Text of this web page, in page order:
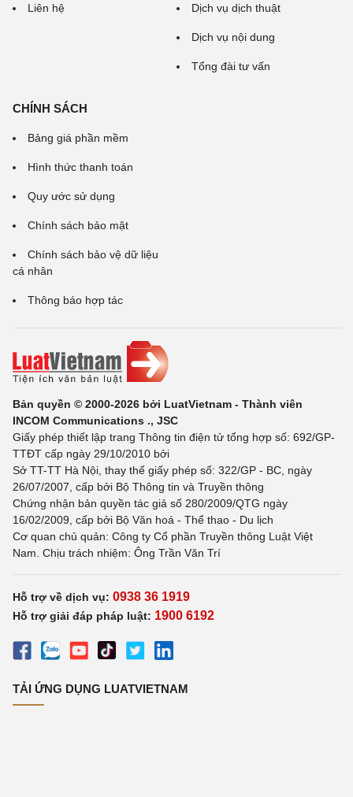
Liên hệ Dịch vụ dịch thuật
Dịch vụ nội dung
Tổng đài tư vấn
CHÍNH SÁCH
Bảng giá phần mềm
Hình thức thanh toán
Quy ước sử dụng
Chính sách bảo mật
Chính sách bảo vệ dữ liệu
cá nhân
Thông báo hợp tác
Bản quyền © 2000-2026 bởi LuatVietnam - Thành viên
INCOM Communications ., JSC
Giấy phép thiết lập trang Thông tin điện tử tổng hợp số: 692/GP-
TTĐT cấp ngày 29/10/2010 bởi
Sở TT-TT Hà Nội, thay thế giấy phép số: 322/GP - BC, ngày
26/07/2007, cấp bởi Bộ Thông tin và Truyền thông
Chứng nhận bản quyền tác giả số 280/2009/QTG ngày
16/02/2009, cấp bởi Bộ Văn hoá - Thể thao - Du lịch
Cơ quan chủ quản: Công ty Cổ phần Truyền thông Luật Việt
Nam. Chịu trách nhiệm: Ông Trần Văn Trí
Hỗ trợ về dịch vụ: 0938 36 1919
Hỗ trợ giải đáp pháp luật: 1900 6192
TẢI ỨNG DỤNG LUATVIETNAM